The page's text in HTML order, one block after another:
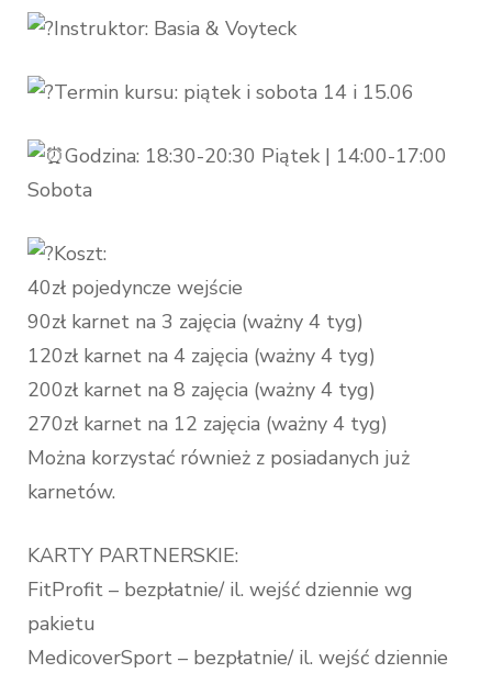
Instruktor: Basia & Voyteck
Termin kursu: piątek i sobota 14 i 15.06
Godzina: 18:30-20:30 Piątek | 14:00-17:00
Sobota
Koszt:
40zł pojedyncze wejście
90zł karnet na 3 zajęcia (ważny 4 tyg)
120zł karnet na 4 zajęcia (ważny 4 tyg)
200zł karnet na 8 zajęcia (ważny 4 tyg)
270zł karnet na 12 zajęcia (ważny 4 tyg)
Można korzystać również z posiadanych już
karnetów.
KARTY PARTNERSKIE:
FitProfit – bezpłatnie/ il. wejść dziennie wg
pakietu
MedicoverSport – bezpłatnie/ il. wejść dziennie